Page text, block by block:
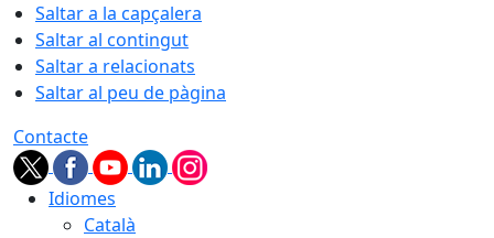
Saltar a la capçalera
Saltar al contingut
Saltar a relacionats
Saltar al peu de pàgina
Contacte
Idiomes
Català